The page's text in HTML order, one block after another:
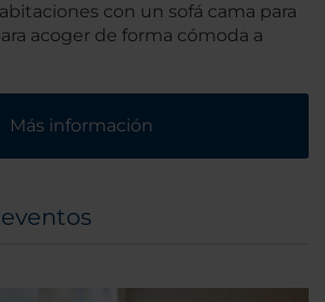
con un sofá cama para
acoger de forma cómoda a
Más información